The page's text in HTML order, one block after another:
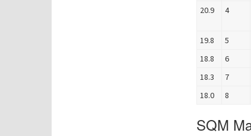
20.9
4
19.8
5
18.8
6
18.3
7
18.0
8
SQM